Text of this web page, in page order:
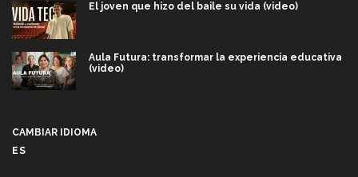
El joven que hizo del baile su vida (video)
Aula Futura: transformar la experiencia educativa
(video)
CAMBIAR IDIOMA
ES